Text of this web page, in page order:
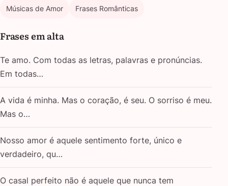
Músicas de Amor Frases Românticas
Frases em alta
Te amo. Com todas as letras, palavras e pronúncias.
Em todas…
A vida é minha. Mas o coração, é seu. O sorriso é meu.
Mas o…
Nosso amor é aquele sentimento forte, único e
verdadeiro, qu…
O casal perfeito não é aquele que nunca tem